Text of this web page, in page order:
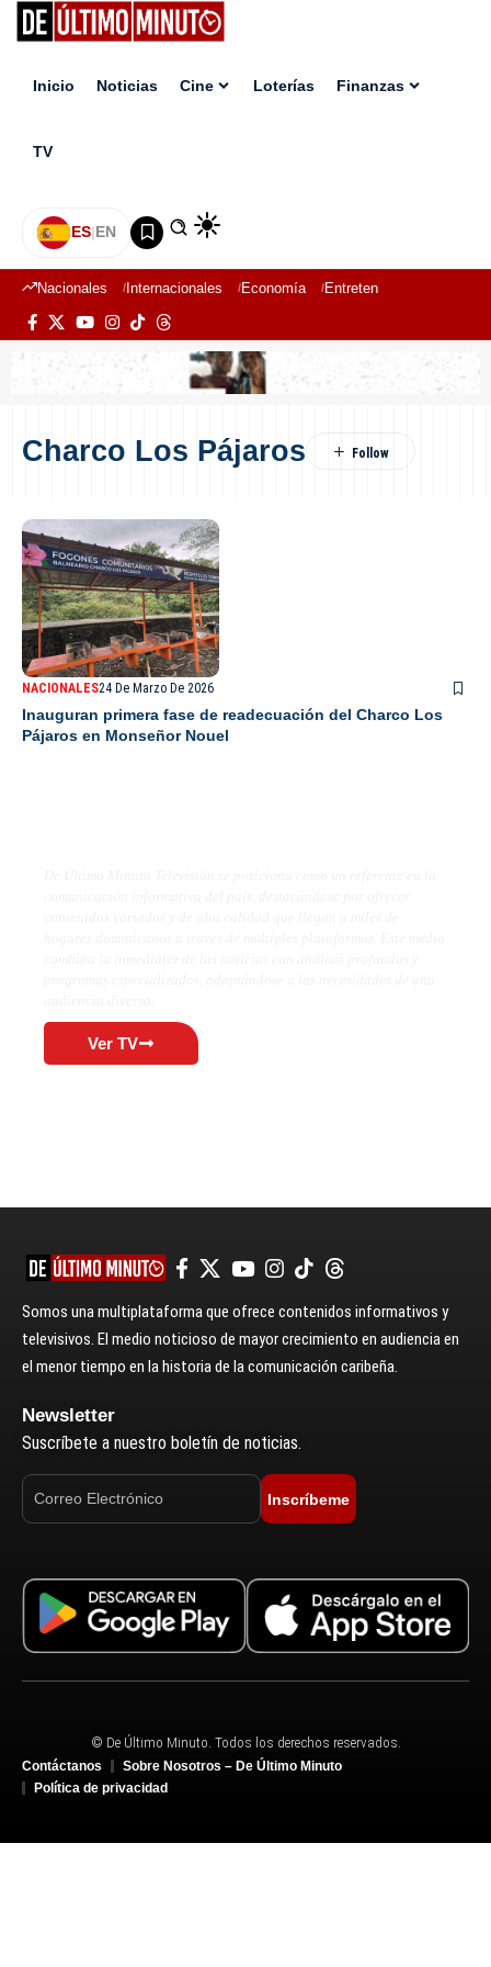
Inicio Noticias Cine Loterías Finanzas
TV
ES|EN
Nacionales Internacionales Economía Entretenimiento
Charco Los Pájaros
NACIONALES24 De Marzo De 2026
Inauguran primera fase de readecuación del Charco Los
Pájaros en Monseñor Nouel
Ver TV
Somos una multiplataforma que ofrece contenidos informativos y
televisivos. El medio noticioso de mayor crecimiento en audiencia en
el menor tiempo en la historia de la comunicación caribeña.
Newsletter
Suscríbete a nuestro boletín de noticias.
Inscríbeme
© De Último Minuto. Todos los derechos reservados.
Contáctanos
Sobre Nosotros – De Último Minuto
Política de privacidad